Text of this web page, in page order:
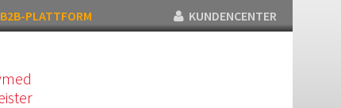
B2B-PLATTFORM KUNDENCENTER